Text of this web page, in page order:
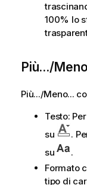
100% lo
Più.../Meno
Più.../Meno...
Testo:
su
.
su
.
Formato
tipo di